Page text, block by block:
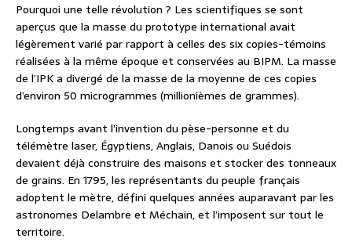
Pourquoi une telle révolution ? Les scientifiques se sont
aperçus que la masse du prototype international avait
légèrement varié par rapport à celles des six copies-témoins
réalisées à la même époque et conservées au BIPM. La masse
de l’IPK a divergé de la masse de la moyenne de ces copies
d’environ 50 microgrammes (millionièmes de grammes).
Longtemps avant l’invention du pèse-personne et du
télémètre laser, Égyptiens, Anglais, Danois ou Suédois
devaient déjà construire des maisons et stocker des tonneaux
de grains. En 1795, les représentants du peuple français
adoptent le mètre, défini quelques années auparavant par les
astronomes Delambre et Méchain, et l’imposent sur tout le
territoire.